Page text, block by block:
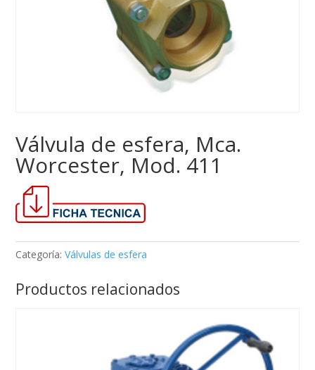
Válvula de esfera, Mca.
Worcester, Mod. 411
Categoría:Válvulas de esfera
Productos relacionados